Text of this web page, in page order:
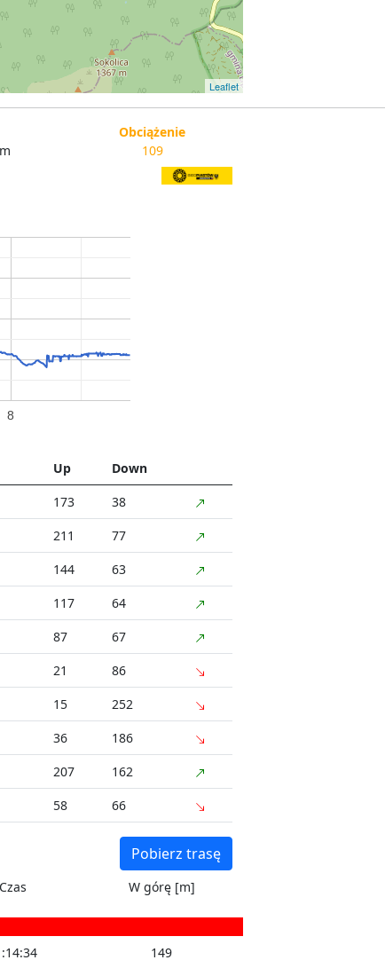
Leaflet
Obciążenie
109
8
Up
Down
173
38
211
77
144
63
117
64
87
67
21
86
15
252
36
186
207
162
58 66
Pobierz trasę
Czas W górę [m]
149